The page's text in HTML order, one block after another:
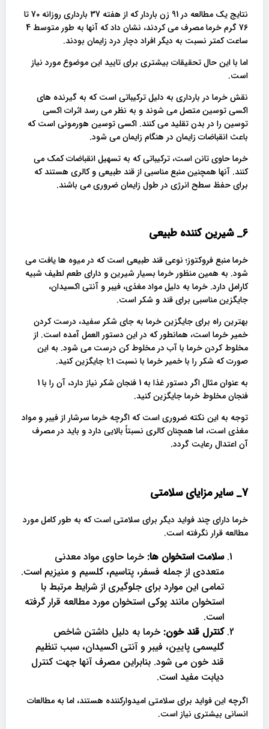
نتایج یک مطالعه در 91 زن باردار که از هفته 37 بارداری روزانه 70 تا
76 گرم خرما مصرف می کردند، نشان داد که آنها به طور متوسط ​​4
ساعت کمتر نسبت به دیگر افراد دچار درد زایمان بودند.
اما با این حال تحقیقات بیشتری برای تایید این موضوع مورد نیاز
است.
نقش خرما در بارداری به دلیل ترکیباتی است که به گیرنده های
اکسی توسین متصل می شوند و به نظر می رسد اثرات اکسی
توسین را در بدن تقلید می کنند. اکسی توسین هورمونی است که
باعث انقباضات زایمان در هنگام زایمان می شود.
خرما حاوی تانن است، ترکیباتی که به تسهیل انقباضات کمک می
کنند. آنها همچنین منبع مناسبی از قند طبیعی و کالری هستند که
برای حفظ سطح انرژی در طول زایمان ضروری می باشند.
6_ شیرین کننده طبیعی
خرما منبع فروکتوز؛ نوعی قند طبیعی است که در میوه ها یافت می
شود. به همین منظور خرما بسیار شیرین و دارای طعم لطیف شبیه
کارامل دارد. خرما به دلیل مواد مغذی، فیبر و آنتی اکسیدان،
جایگزین مناسبی برای قند و شکر است.
بهترین راه برای جایگزین خرما به جای شکر سفید، درست کردن
خمیر خرما است، همانطور که در این دستور العمل آمده است. از
مخلوط کردن خرما با آب در مخلوط کن درست می شود. به این
صورت که شکر را با خمیر خرما با نسبت 1:1 جایگزین کنید.
به عنوان مثال اگر دستور غذا به 1 فنجان شکر نیاز دارد، آن را با 1
فنجان مخلوط خرما جایگزین ‌کنید.
توجه به این نکته ضروری است که اگرچه خرما سرشار از فیبر و مواد
مغذی است، اما همچنان کالری نسبتاً بالایی دارد و باید در مصرف
آن اعتدال رعایت گردد.
7_ سایر مزایای سلامتی
خرما دارای چند فواید دیگر برای سلامتی است که به طور کامل مورد
مطالعه قرار نگرفته است.
سلامت استخوان ها: خرما حاوی مواد معدنی
متعددی از جمله فسفر، پتاسیم، کلسیم و منیزیم است.
تمامی این موارد برای جلوگیری از شرایط مرتبط با
استخوان مانند پوکی استخوان مورد مطالعه قرار گرفته
است.
کنترل قند خون: خرما به دلیل داشتن شاخص
گلیسمی پایین، فیبر و آنتی اکسیدان‌، سبب تنظیم
قند خون می شود. بنابراین مصرف آنها جهت کنترل
دیابت مفید است.
اگرچه این فواید برای سلامتی امیدوارکننده هستند، اما به مطالعات
انسانی بیشتری نیاز است.